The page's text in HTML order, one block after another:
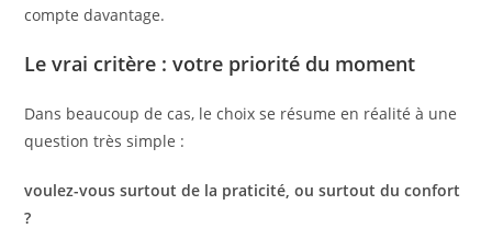
compte davantage.
Le vrai critère : votre priorité du moment
Dans beaucoup de cas, le choix se résume en réalité à une
question très simple :
voulez-vous surtout de la praticité, ou surtout du confort
?